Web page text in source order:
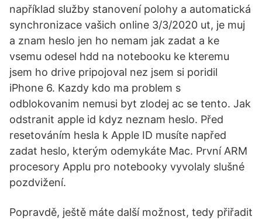
například služby stanovení polohy a automatická
synchronizace vašich online 3/3/2020 ut, je muj
a znam heslo jen ho nemam jak zadat a ke
vsemu odesel hdd na notebooku ke kteremu
jsem ho drive pripojoval nez jsem si poridil
iPhone 6. Kazdy kdo ma problem s
odblokovanim nemusi byt zlodej ac se tento. Jak
odstranit apple id kdyz neznam heslo. Před
resetováním hesla k Apple ID musíte napřed
zadat heslo, kterým odemykáte Mac. První ARM
procesory Applu pro notebooky vyvolaly slušné
pozdvižení.
Popravdě, ještě máte další možnost, tedy přiřadit